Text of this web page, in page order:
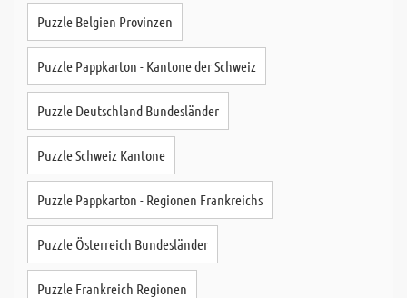
Puzzle Belgien Provinzen
Puzzle Pappkarton - Kantone der Schweiz
Puzzle Deutschland Bundesländer
Puzzle Schweiz Kantone
Puzzle Pappkarton - Regionen Frankreichs
Puzzle Österreich Bundesländer
Puzzle Frankreich Regionen